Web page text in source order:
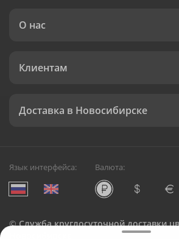
О нас
Клиентам
Доставка в Новосибирске
Язык интерфейса: Валюта:
©Служба круглосуточной доставки